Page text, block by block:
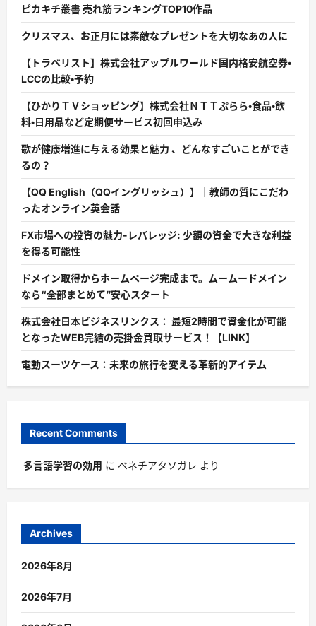
ピカキチ叢書 売れ筋ランキングTOP10作品
クリスマス、お正月には素敵なプレゼントを大切なあの人に
【トラベリスト】株式会社アップルワールド国内格安航空券・
LCCの比較・予約
【ひかりＴＶショッピング】株式会社ＮＴＴぷらら・食品・飲
料・日用品など定期便サービス初回申込み
歌が健康増進に与える効果と魅力 、どんなすごいことができ
るの？
【QQ English（QQイングリッシュ）】｜教師の質にこだわ
ったオンライン英会話
FX市場への投資の魅力-レバレッジ: 少額の資金で大きな利益
を得る可能性
ドメイン取得からホームページ完成まで。ムームードメイン
なら“全部まとめて”安心スタート
株式会社日本ビジネスリンクス： 最短2時間で資金化が可能
となったWEB完結の売掛金買取サービス！【LINK】
電動スーツケース：未来の旅行を変える革新的アイテム
Recent Comments
多言語学習の効用 に ベネチアタソガレ より
Archives
2026年8月
2026年7月